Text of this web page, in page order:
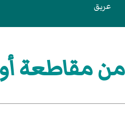
عريق
مقاطعة